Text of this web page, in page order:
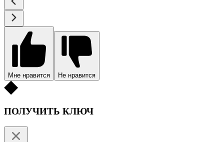
Мне нравится Не нравится
ПОЛУЧИТЬ КЛЮЧ